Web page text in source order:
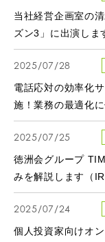
当社経営企画室の
ズン3」に出演しま
2025/07/28
電話応対の効率化
施！業務の最適化
2025/07/25
徳洲会グループ
みを解説します（
2025/07/24
個人投資家向けオ